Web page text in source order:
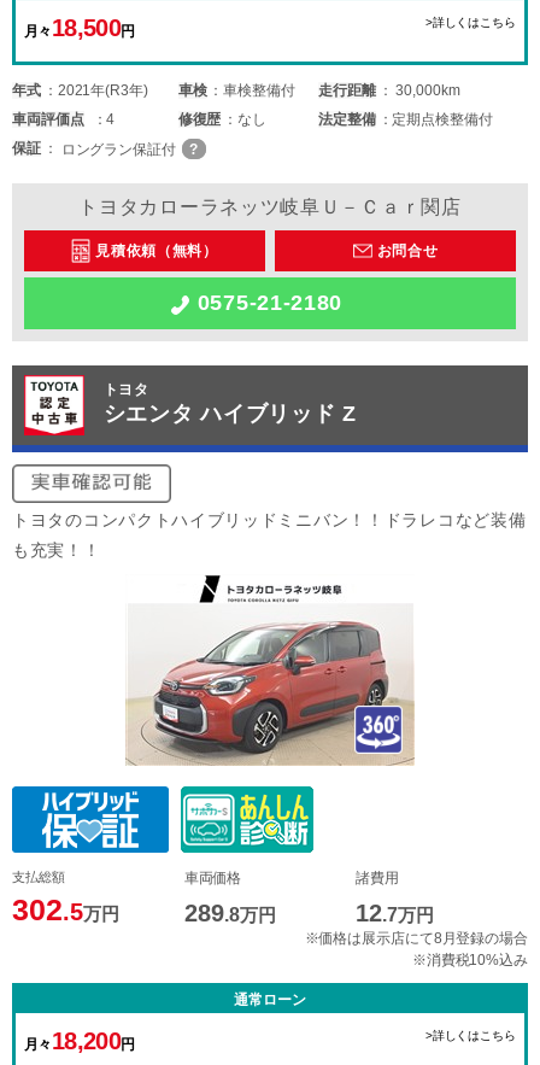
月々 18,500円
>詳しくはこちら
年式 2021年(R3年) 車検 車検整備付 走行距離
30,000km
車両評価点 4 修復歴 なし 法定整備
定期点検整備付
保証
ロングラン保証付
トヨタカローラネッツ岐阜Ｕ－Ｃａｒ関店
見積依頼（無料） お問合せ
0575-21-2180
トヨタ
シエンタ ハイブリッド Z
トヨタのコンパクトハイブリッドミニバン！！ドラレコなど装備
も充実！！
支払総額
302.5万円
車両価格
289.8万円
諸費用
12.7万円
※価格は展示店にて8月登録の場合
※消費税10%込み
通常ローン
月々 18,200円
>詳しくはこちら